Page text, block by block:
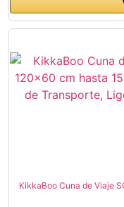
KikkaBoo Cuna de Viaje